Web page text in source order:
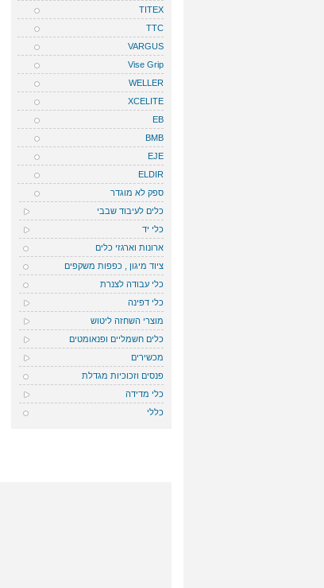
TITEX
TTC
VARGUS
Vise Grip
WELLER
XCELITE
EB
BMB
EJE
ELDIR
ספק לא מוגדר
כלים לעיבוד שבבי
כלי יד
ארונות וארגזי כלים
ציוד מיגון , כפפות משקפים
כלי עבודה לצנרת
כלי דפינה
מוצרי השחזה ליטוש
כלים חשמליים ופנאומטים
מכשירים
פנסים וזכוכיות מגדלת
כלי מדידה
כללי